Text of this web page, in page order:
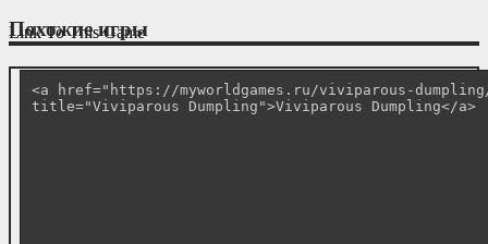
Link To This Game
Похожие игры